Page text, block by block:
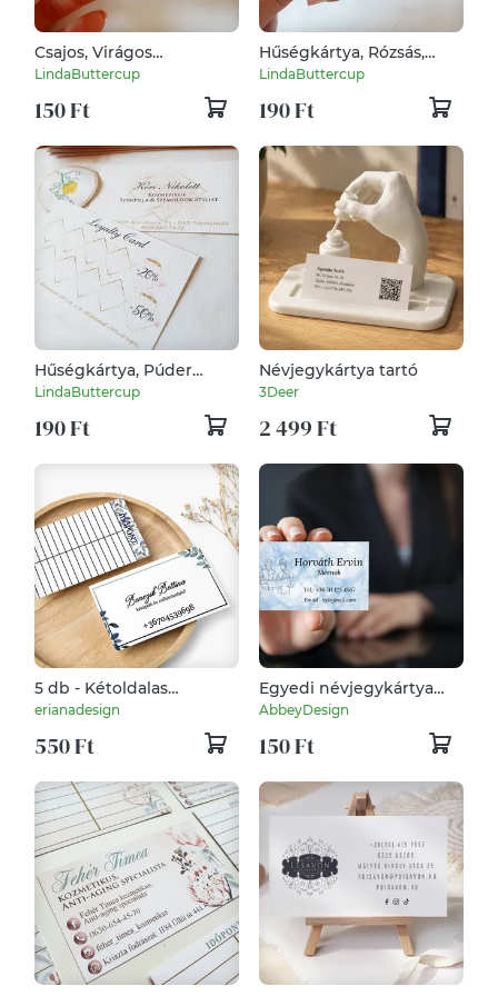
Csajos, Virágos
Névjegykártya,
kozmetikus, fodrász,
körmös, pillás
LindaButtercup
150 Ft
Hűségkártya, Rózsás,
Névjegykártya,
kozmetikus, fodrász,
körmös, pasztell, núd,
rosegold
LindaButtercup
190 Ft
Hűségkártya, Púder
Pasztell, Névjegykártya,
kozmetikus, fodrász,
körmös, pasztell, núd,
rosegold
LindaButtercup
190 Ft
Névjegykártya tartó
3Deer
2 499 Ft
5 db - Kétoldalas
névjegykártya,
időpontkártya kék
mintával
erianadesign
550 Ft
Egyedi névjegykártya
férfiaknak, bármilyen
mintával
AbbeyDesign
150 Ft